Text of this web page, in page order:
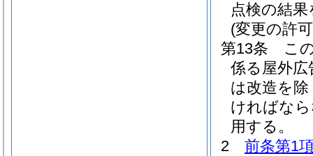
点検の結
(変更の許
第13条
こ
係る屋外広
は改造を除
ければな
用する。
2
前条第1